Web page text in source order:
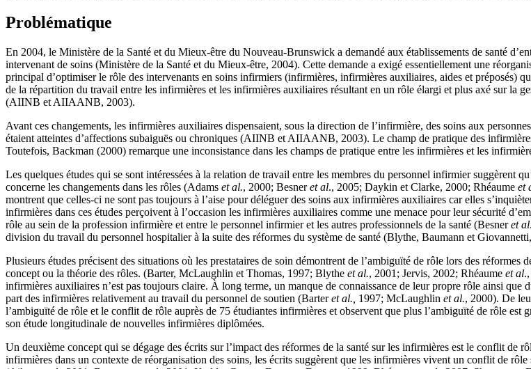
Problématique
En 2004, le Ministère de la Santé et du Mieux-être du Nouveau-Brunswick a demandé aux établissements de santé
intervenant de soins (Ministère de la Santé et du Mieux-être, 2004). Cette demande a exigé essentiellement une
principal d’optimiser le rôle des intervenants en soins infirmiers (infirmières, infirmières auxiliaires, aides et préposés)
de la répartition du travail entre les infirmières et les infirmières auxiliaires résultant en un rôle élargi et plus axé sur la
(AIINB et AIIAANB, 2003).
Avant ces changements, les infirmières auxiliaires dispensaient, sous la direction de l’infirmière, des soins aux
étaient atteintes d’affections subaiguës ou chroniques (AIINB et AIIAANB, 2003). Le champ de pratique des
Toutefois, Backman (2000) remarque une inconsistance dans les champs de pratique entre les infirmières et les
Les quelques études qui se sont intéressées à la relation de travail entre les membres du personnel infirmier suggèrent
concerne les changements dans les rôles (Adams et al., 2000; Besneret al., 2005; Daykin et Clarke, 2000; Rhéaume et
montrent que celles-ci ne sont pas toujours à l’aise pour déléguer des soins aux infirmières auxiliaires car elles
infirmières dans ces études perçoivent à l’occasion les infirmières auxiliaires comme une menace pour leur sécurité
rôle au sein de la profession infirmière et entre le personnel infirmier et les autres professionnels de la santé (Besneret al
division du travail du personnel hospitalier à la suite des réformes du système de santé (Blythe, Baumann et
Plusieurs études précisent des situations où les prestataires de soin démontrent de l’ambiguïté de rôle lors des
concept ou la théorie des rôles. (Barter, McLaughlin et Thomas, 1997; Blythe et al., 2001; Jervis, 2002; Rhéaume et al
infirmières auxiliaires n’est pas toujours claire. À long terme, un manque de connaissance de leur propre rôle ainsi
part des infirmières relativement au travail du personnel de soutien (Barteret al., 1997; McLaughlin et al., 2000). De
l’ambiguïté de rôle et le conflit de rôle auprès de 75 étudiantes infirmières et observent que plus l’ambiguïté de rôle
son étude longitudinale de nouvelles infirmières diplômées.
Un deuxième concept qui se dégage des écrits sur l’impact des réformes de la santé sur les infirmières est le conflit
infirmières dans un contexte de réorganisation des soins, les écrits suggèrent que les infirmières vivent un conflit de